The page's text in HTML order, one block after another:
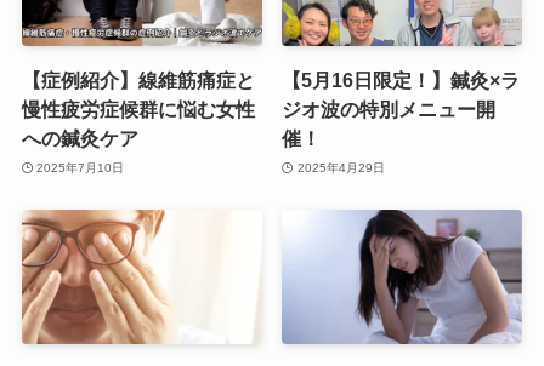
【症例紹介】線維筋痛症と
慢性疲労症候群に悩む女性
への鍼灸ケア
2025年7月10日
【5月16日限定！】鍼灸×ラ
ジオ波の特別メニュー開
催！
2025年4月29日